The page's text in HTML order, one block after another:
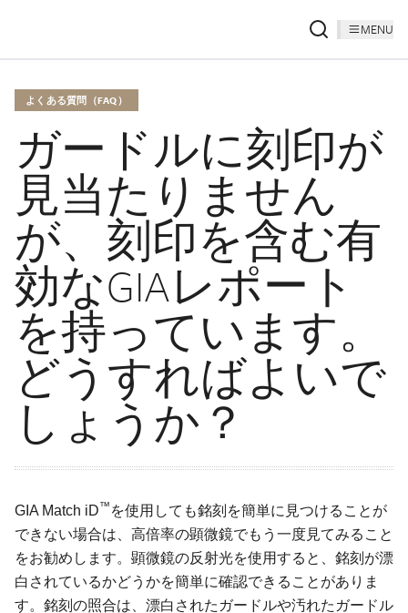
MENU
よくある質問（FAQ）
ガードルに刻印が
見当たりません
が、刻印を含む有
効なGIAレポート
を持っています。
どうすればよいで
しょうか？
GIA Match iD™ を使用しても銘刻を簡単に見つけることが
できない場合は、高倍率の顕微鏡でもう一度見てみること
をお勧めします。顕微鏡の反射光を使用すると、銘刻が漂
白されているかどうかを簡単に確認できることがありま
す。銘刻の照合は、漂白されたガードルや汚れたガードル